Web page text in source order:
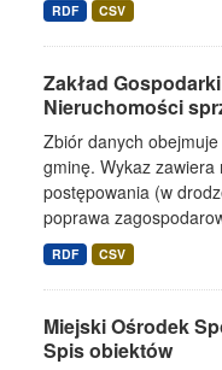
RDF CSV
Zakład
Nieruchomości
Zbiór danych
gminę. Wykaz
postępowania (w
poprawa
RDF CSV
Miejski Ośrodek
Spis obiektów